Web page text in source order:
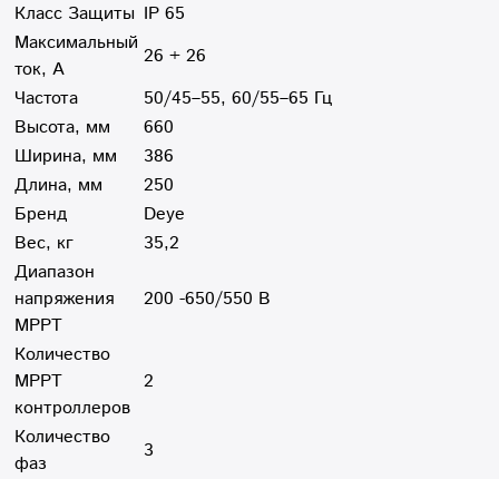
Класс Защиты IP 65
Максимальный
ток, А
26 + 26
Частота
50/45–55, 60/55–65 Гц
Высота, мм
660
Ширина, мм
386
Длина, мм
250
Бренд
Deye
Вес, кг
35,2
Диапазон
напряжения
MPPT
200 -650/550 В
Количество
MPPT
контроллеров
2
Количество
фаз
3